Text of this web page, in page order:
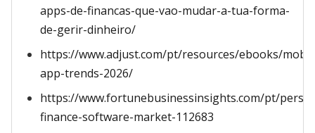
apps-de-financas-que-vao-mudar-a-tua-forma-
de-gerir-dinheiro/
https://www.adjust.com/pt/resources/ebooks/
app-trends-2026/
https://www.fortunebusinessinsights.com/pt/
finance-software-market-112683